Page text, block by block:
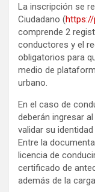
La inscripción se
Ciudadano (https://
comprende 2
conductores y el
obligatorios para
medio de
urbano.
En el caso de
deberán ingresar
validar su
Entre la
licencia de
certificado de
además de la